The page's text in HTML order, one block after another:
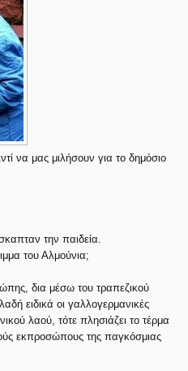
να μας μιλήσουν για το δημόσιο
την παιδεία.
του Αλμούνια;
δια μέσω του τραπεζικού
ειδικά οι γαλλογερμανικές
λαού, τότε πλησιάζει το τέρμα
εκπροσώπους της παγκόσμιας